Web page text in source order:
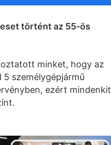
történt az 55-ös
minket, hogy az
személygépjármű
ezért mindenkit